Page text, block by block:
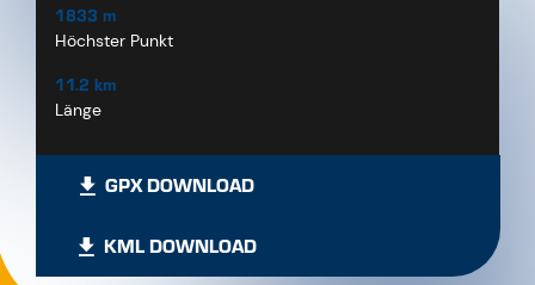
1833 m
Höchster Punkt
11.2 km
Länge
GPX DOWNLOAD
KML DOWNLOAD